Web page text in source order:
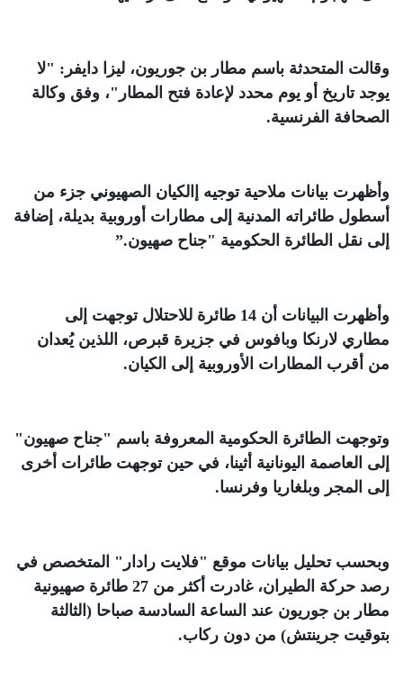
وقالت المتحدثة باسم مطار بن جوريون، ليزا دايفر: "لا
يوجد تاريخ أو يوم محدد لإعادة فتح المطار"، وفق وكالة
الصحافة الفرنسية.
وأظهرت بيانات ملاحية توجيه إالكيان الصهيوني جزء من
أسطول طائراته المدنية إلى مطارات أوروبية بديلة، إضافة
إلى نقل الطائرة الحكومية "جناح صهيون”.
وأظهرت البيانات أن 14 طائرة للاحتلال توجهت إلى
مطاري لارنكا وبافوس في جزيرة قبرص، اللذين يُعدان
من أقرب المطارات الأوروبية إلى الكيان.
وتوجهت الطائرة الحكومية المعروفة باسم "جناح صهيون"
إلى العاصمة اليونانية أثينا، في حين توجهت طائرات أخرى
إلى المجر وبلغاريا وفرنسا.
وبحسب تحليل بيانات موقع "فلايت رادار" المتخصص في
رصد حركة الطيران، غادرت أكثر من 27 طائرة صهيونية
مطار بن جوريون عند الساعة السادسة صباحا (الثالثة
بتوقيت جرينتش) من دون ركاب.